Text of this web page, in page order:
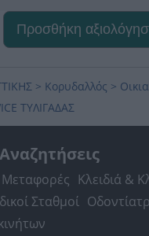
Προσθήκη
> Κορυδαλλός >
ΤΥΛΙΓΑΔΑΣ
Μεταφορές Κλειδιά &
Σταθμοί